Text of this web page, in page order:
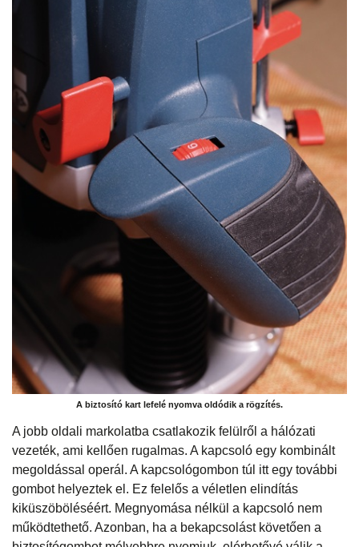
A biztosító kart lefelé nyomva oldódik a rögzítés.
A jobb oldali markolatba csatlakozik felülről a hálózati
vezeték, ami kellően rugalmas. A kapcsoló egy kombinált
megoldással operál. A kapcsológombon túl itt egy további
gombot helyeztek el. Ez felelős a véletlen elindítás
kiküszöböléséért. Megnyomása nélkül a kapcsoló nem
működtethető. Azonban, ha a bekapcsolást követően a